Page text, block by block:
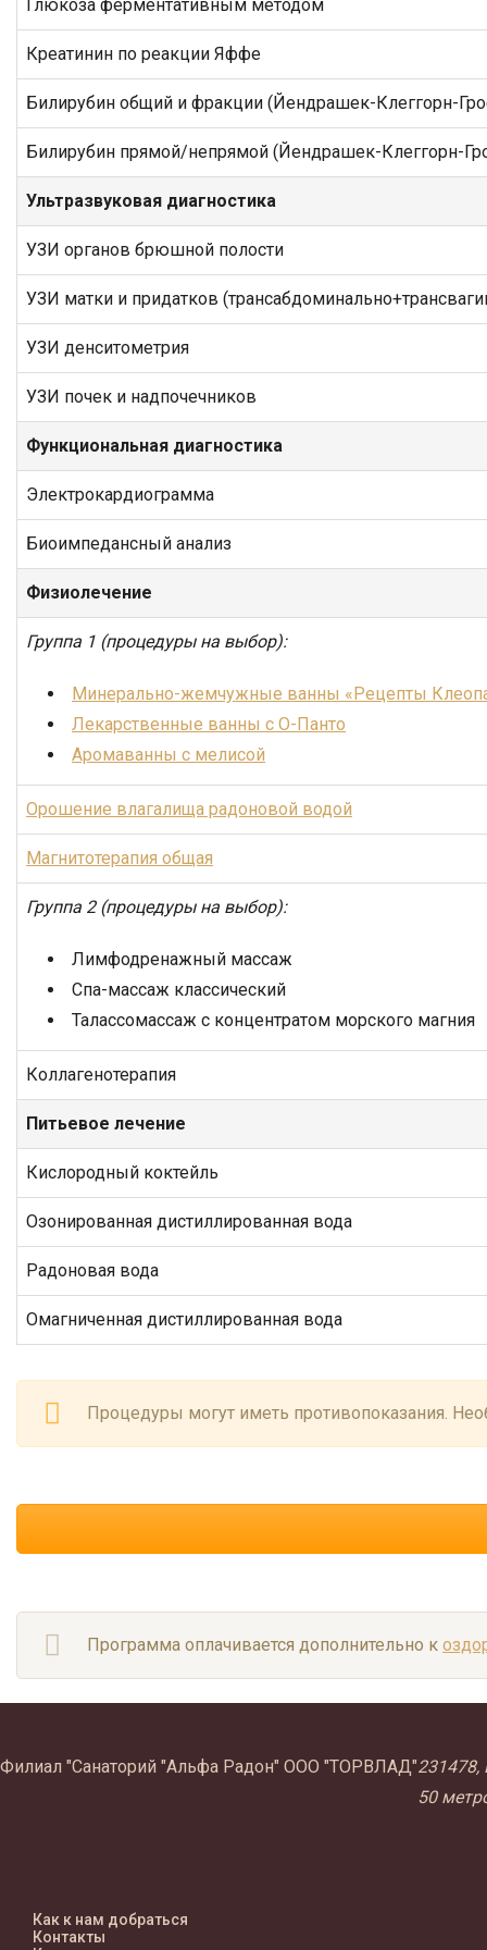
Глюкоза ферментативным методом
Креатинин по реакции Яффе
Билирубин общий и фракции (Йендрашек-Клеггорн-
Билирубин прямой/непрямой (Йендрашек-Клеггорн-
Ультразвуковая диагностика
УЗИ органов брюшной полости
УЗИ матки и придатков
УЗИ денситометрия
УЗИ почек и надпочечников
Функциональная диагностика
Электрокардиограмма
Биоимпедансный анализ
Физиолечение
Группа 1 (процедуры на выбор):
Минерально-жемчужные ванны «Рецепты
Лекарственные ванны с О-Панто
Аромаванны с мелисой
Орошение влагалища радоновой водой
Магнитотерапия общая
Группа 2 (процедуры на выбор):
Лимфодренажный массаж
Спа-массаж классический
Талассомассаж с концентратом морского магния
Коллагенотерапия
Питьевое лечение
Кислородный коктейль
Озонированная дистиллированная вода
Радоновая вода
Омагниченная дистиллированная вода
Процедуры могут иметь противопоказания.
Программа оплачивается дополнительно к
Филиал "Санаторий "Альфа Радон" ООО "ТОРВЛАД"231478,
50
Как к нам добраться
Контакты